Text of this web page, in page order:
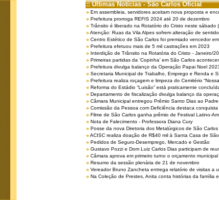
:: Últimas Notícias - São Carlos Oficial
Em assembleia, servidores aceitam nova proposta e
Prefeitura prorroga REFIS 2024 até 20 de dezembro
Trânsito é liberado na Rotatório do Cristo neste sábado
Atenção: Ruas da Vila Alpes sofrem alteração de
Centro Estético de São Carlos foi premiado vencedor
Prefeitura efetuou mais de 5 mil castrações em 2023
Interdição de Trânsito na Rotatória do Cristo - Janeiro/
Primeiras partidas da ‘Copinha’ em São Carlos
Prefeitura divulga balanço da Operação Papai Noel
Secretaria Municipal de Trabalho, Emprego e Renda e
Prefeitura realiza roçagem e limpeza do Cemitério
Reforma do Estádio “Luisão” está praticamente
Departamento de fiscalização divulga balanço da
Câmara Municipal entregou Prêmio Santo Dias ao
Comissão da Pessoa com Deficiência destaca
Filme de São Carlos ganha prêmio de Festival Latino-
Nota de Falecimento - Professora Diana Cury
Posse da nova Diretoria dos Metalúrgicos de São
ACISC realiza doação de R$40 mil à Santa Casa de
Pedidos de Seguro-Desemprego, Mercado e Gestão
Gustavo Pozzi e Dom Luiz Carlos Dias participam de
Câmara aprova em primeiro turno o orçamento
Resumo da sessão plenária de 21 de novembro
Vereador Bruno Zancheta entrega relatório de visitas a
Na Coleção de Prestes, Anita conta histórias da família